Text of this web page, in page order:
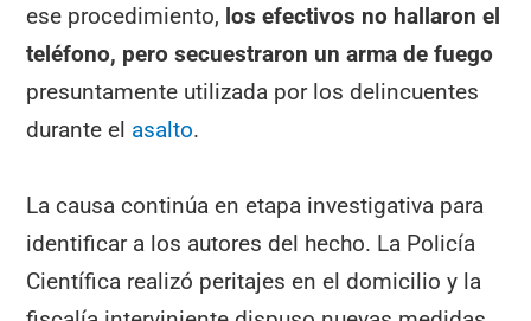
ese procedimiento, los efectivos no hallaron el
teléfono, pero secuestraron un arma de fuego
presuntamente utilizada por los delincuentes
durante el asalto.
La causa continúa en etapa investigativa para
identificar a los autores del hecho. La Policía
Científica realizó peritajes en el domicilio y la